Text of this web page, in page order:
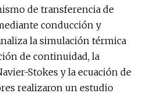
de transferencia de
conducción y
la simulación térmica
de continuidad, la
Stokes y la ecuación de
realizaron un estudio